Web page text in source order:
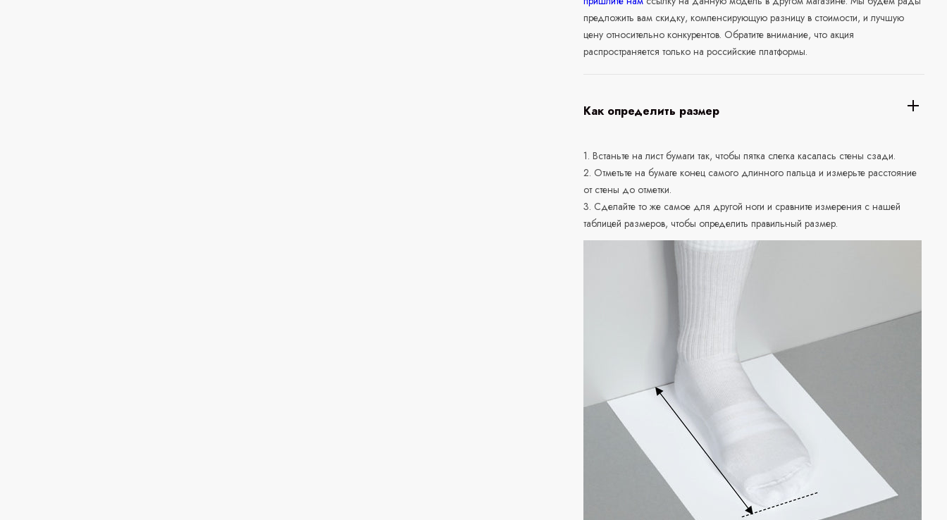
предложить вам скидку, компенсирующую разницу в стоимости, и лучшую
цену относительно конкурентов. Обратите внимание, что акция
распространяется только на российские платформы.
Как определить размер
1. Встаньте на лист бумаги так, чтобы пятка слегка касалась стены сзади.
2. Отметьте на бумаге конец самого длинного пальца и измерьте расстояние
от стены до отметки.
3. Сделайте то же самое для другой ноги и сравните измерения с нашей
таблицей размеров, чтобы определить правильный размер.